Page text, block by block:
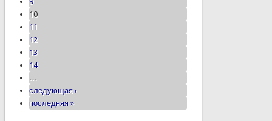
10
11
12
13
14
…
следующая ›
последняя »